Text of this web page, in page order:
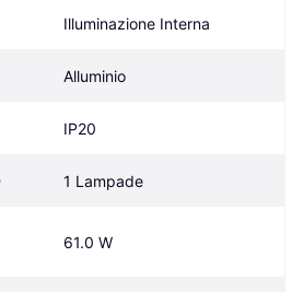
Illuminazione Interna
Alluminio
IP20
1 Lampade
61.0 W